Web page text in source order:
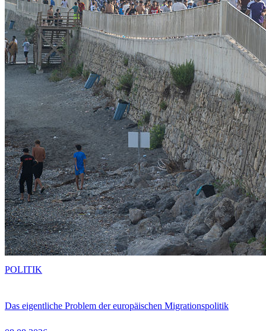
Das eigentliche Problem der europäischen Migrationspolitik
POLITIK